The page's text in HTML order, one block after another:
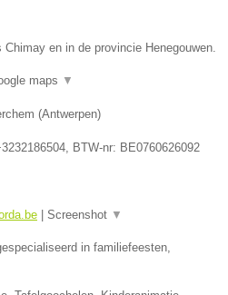
en in de provincie Henegouwen.
maps ▼
(Antwerpen)
, BTW-nr: BE0760626092
Screenshot ▼
in familiefeesten,